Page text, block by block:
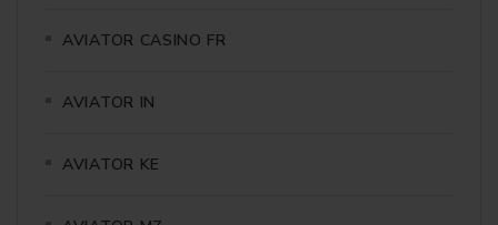
AVIATOR CASINO FR
AVIATOR IN
AVIATOR KE